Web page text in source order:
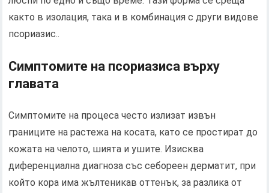
както в изолация, така и в комбинация с други видове
псориазис..
Симптомите на псориазиса върху
главата
Симптомите на процеса често излизат извън
границите на растежа на косата, като се простират до
кожата на челото, шията и ушите. Изисква
диференциална диагноза със себореен дерматит, при
който кора има жълтеникав оттенък, за разлика от